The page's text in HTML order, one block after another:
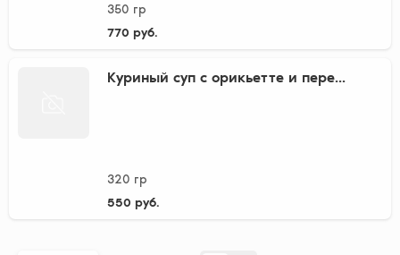
350 гр
770 руб.
Куриный суп с орикьетте и пере...
320 гр
550 руб.